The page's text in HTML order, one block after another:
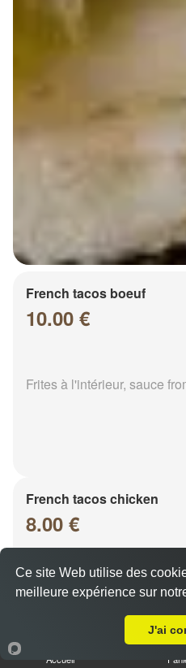
French tacos boeuf
10.00 €
Frites à l'intérieur, sauce
French tacos chicken
8.00 €
Frites à l'intérieur, sauce
Accueil
Ce site Web utilise des
meilleure expérience sur
J'ai